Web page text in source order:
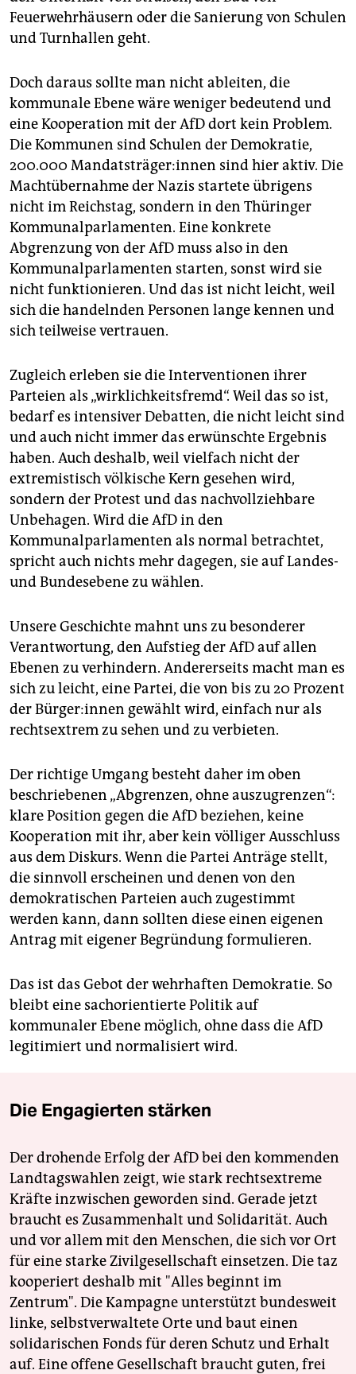
Feuerwehrhäusern oder die Sanierung von Schulen
und Turnhallen geht.
Doch daraus sollte man nicht ableiten, die
kommunale Ebene wäre weniger bedeutend und
eine Kooperation mit der AfD dort kein Problem.
Die Kommunen sind Schulen der Demokratie,
200.000 Man­dats­trä­ge­r:in­nen sind hier aktiv. Die
Machtübernahme der Nazis startete übrigens
nicht im Reichstag, sondern in den Thüringer
Kommunalparlamenten. Eine konkrete
Abgrenzung von der AfD muss also in den
Kommunalparlamenten starten, sonst wird sie
nicht funktionieren. Und das ist nicht leicht, weil
sich die handelnden Personen lange kennen und
sich teilweise vertrauen.
Zugleich erleben sie die Interventionen ihrer
Parteien als „wirklichkeitsfremd“. Weil das so ist,
bedarf es intensiver Debatten, die nicht leicht sind
und auch nicht immer das erwünschte Ergebnis
haben. Auch deshalb, weil vielfach nicht der
extremistisch völkische Kern gesehen wird,
sondern der Protest und das nachvollziehbare
Unbehagen. Wird die AfD in den
Kommunalparlamenten als normal betrachtet,
spricht auch nichts mehr dagegen, sie auf Landes-
und Bundesebene zu wählen.
Unsere Geschichte mahnt uns zu besonderer
Verantwortung, den Aufstieg der AfD auf allen
Ebenen zu verhindern. Andererseits macht man es
sich zu leicht, eine Partei, die von bis zu 20 Prozent
der Bür­ge­r:in­nen gewählt wird, einfach nur als
rechtsextrem zu sehen und zu verbieten.
Der richtige Umgang besteht daher im oben
beschriebenen „Abgrenzen, ohne auszugrenzen“:
klare Position gegen die AfD beziehen, keine
Kooperation mit ihr, aber kein völliger Ausschluss
aus dem Diskurs. Wenn die Partei Anträge stellt,
die sinnvoll erscheinen und denen von den
demokratischen Parteien auch zugestimmt
werden kann, dann sollten diese einen eigenen
Antrag mit eigener Begründung formulieren.
Das ist das Gebot der wehrhaften Demokratie. So
bleibt eine sachorientierte Politik auf
kommunaler Ebene möglich, ohne dass die AfD
legitimiert und normalisiert wird.
Die Engagierten stärken
Der drohende Erfolg der AfD bei den kommenden
Landtagswahlen zeigt, wie stark rechtsextreme
Kräfte inzwischen geworden sind. Gerade jetzt
braucht es Zusammenhalt und Solidarität. Auch
und vor allem mit den Menschen, die sich vor Ort
für eine starke Zivilgesellschaft einsetzen. Die taz
kooperiert deshalb mit "Alles beginnt im
Zentrum". Die Kampagne unterstützt bundesweit
linke, selbstverwaltete Orte und baut einen
solidarischen Fonds für deren Schutz und Erhalt
auf. Eine offene Gesellschaft braucht guten, frei